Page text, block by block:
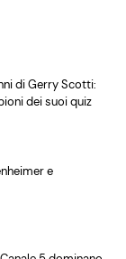
di Gerry Scotti:
dei suoi quiz
e